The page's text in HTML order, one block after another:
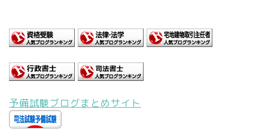
予備試験ブログまとめサイト